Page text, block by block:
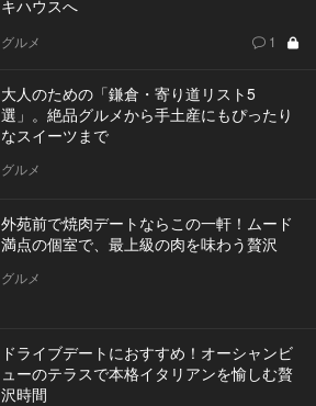
キハウスへ
グルメ 1
大人のための「鎌倉・寄り道リスト5
選」。絶品グルメから手土産にもぴったり
なスイーツまで
グルメ
外苑前で焼肉デートならこの一軒！ムード
満点の個室で、最上級の肉を味わう贅沢
グルメ
ドライブデートにおすすめ！オーシャンビ
ューのテラスで本格イタリアンを愉しむ贅
沢時間